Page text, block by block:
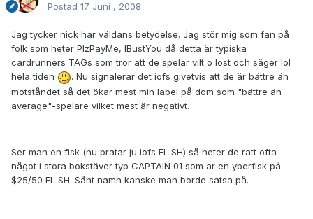
Postad 17 Juni , 2008
Jag tycker nick har väldans betydelse. Jag stör mig som fan på
folk som heter PlzPayMe, IBustYou då detta är typiska
cardrunners TAGs som tror att de spelar vilt o löst och säger lol
hela tiden
. Nu signalerar det iofs givetvis att de är bättre än
motståndet så det ökar mest min label på dom som "bättre än
average"-spelare vilket mest är negativt.
Ser man en fisk (nu pratar ju iofs FL SH) så heter de rätt ofta
något i stora bokstäver typ CAPTAIN 01 som är en yberfisk på
$25/50 FL SH. Sånt namn kanske man borde satsa på.